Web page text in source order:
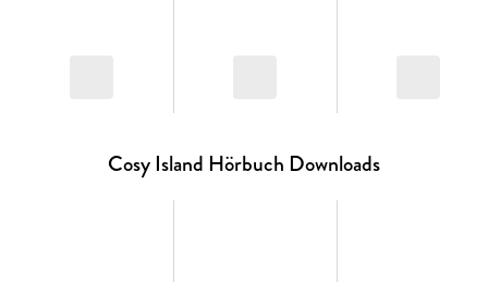
Cosy Island Hörbuch Downloads